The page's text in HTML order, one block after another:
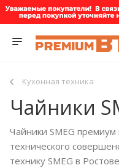
Кухонная техника
Чайники
Чайники SMEG
технического
технику SMEG в